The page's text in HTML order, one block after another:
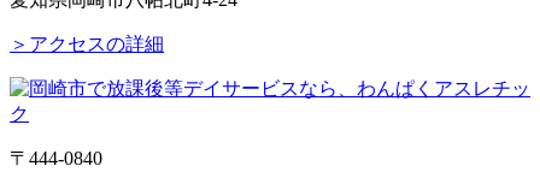
＞アクセスの詳細
〒444-0840